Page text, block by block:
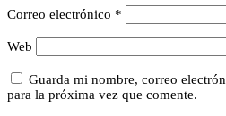
Correo electrónico *
Web
Guarda mi nombre, correo
para la próxima vez que comente.